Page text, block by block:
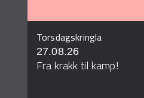
Torsdagskringla
27.08.26
Fra krakk til kamp!